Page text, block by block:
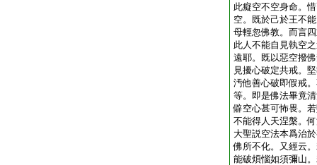
此癡空不空身命。
空。既於己於王不
母輕忽佛教。而言
此人不能自見執空
遠耶。既以惡空撥
見擾心破定共戒。
汚他善心破即假戒
等。即是佛法畢竟
僻空心甚可怖畏。
不能得人天涅槃。
大聖説空法本爲治
佛所不化。又經云
能破煩惱如須彌山